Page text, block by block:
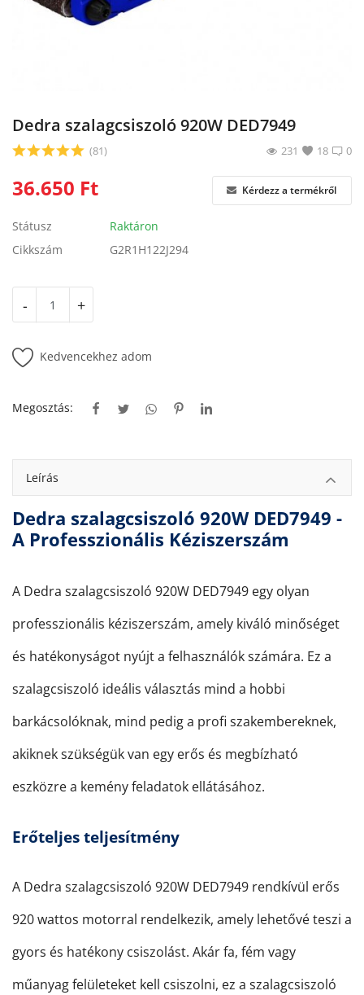
Dedra szalagcsiszoló 920W DED7949
0
(81) 18
231
36.650 Ft Kérdezz a termékről
Státusz
Raktáron
Cikkszám
G2R1H122J294
- +
Kedvencekhez adom
Megosztás:
Leírás
Dedra szalagcsiszoló 920W DED7949 -
A Professzionális Kéziszerszám
A Dedra szalagcsiszoló 920W DED7949 egy olyan
professzionális kéziszerszám, amely kiváló minőséget
és hatékonyságot nyújt a felhasználók számára. Ez a
szalagcsiszoló ideális választás mind a hobbi
barkácsolóknak, mind pedig a profi szakembereknek,
akiknek szükségük van egy erős és megbízható
eszközre a kemény feladatok ellátásához.
Erőteljes teljesítmény
A Dedra szalagcsiszoló 920W DED7949 rendkívül erős
920 wattos motorral rendelkezik, amely lehetővé teszi a
gyors és hatékony csiszolást. Akár fa, fém vagy
műanyag felületeket kell csiszolni, ez a szalagcsiszoló